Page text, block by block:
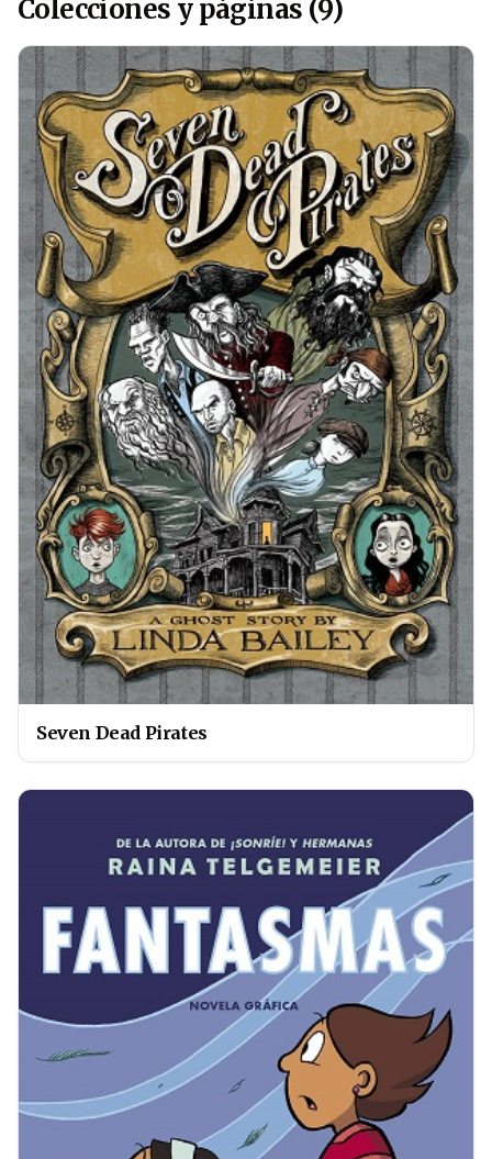
Colecciones y páginas (9)
Seven Dead Pirates